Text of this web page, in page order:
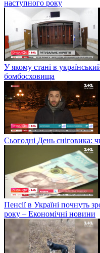
наступного року
У якому стані в
бомбосховища
Сьогодні День сніговика:
Пенсії в Україні почнуть
року – Економічні новини